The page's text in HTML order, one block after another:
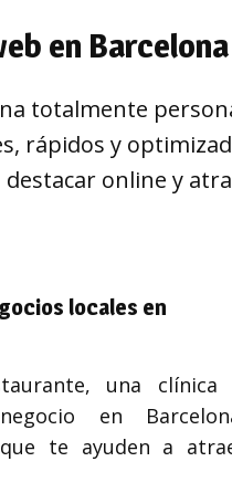
en
totalmente
rápidos y
destacar online y
locales en
una clínica
en
te ayuden a